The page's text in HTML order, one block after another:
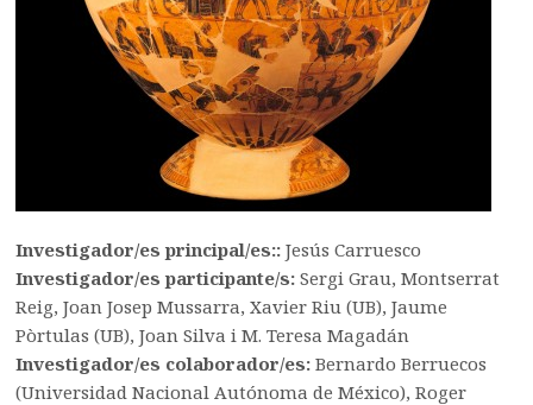
Investigador/es principal/es::Jesús Carruesco
Investigador/es participante/s:Sergi Grau, Montserrat
Reig, Joan Josep Mussarra, Xavier Riu (UB), Jaume
Pòrtulas (UB), Joan Silva i M. Teresa Magadán
Investigador/es colaborador/es:Bernardo Berruecos
(Universidad Nacional Autónoma de México), Roger